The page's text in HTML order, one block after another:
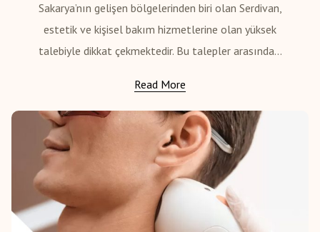
Sakarya’nın gelişen bölgelerinden biri olan Serdivan,
estetik ve kişisel bakım hizmetlerine olan yüksek
talebiyle dikkat çekmektedir. Bu talepler arasında...
Read More